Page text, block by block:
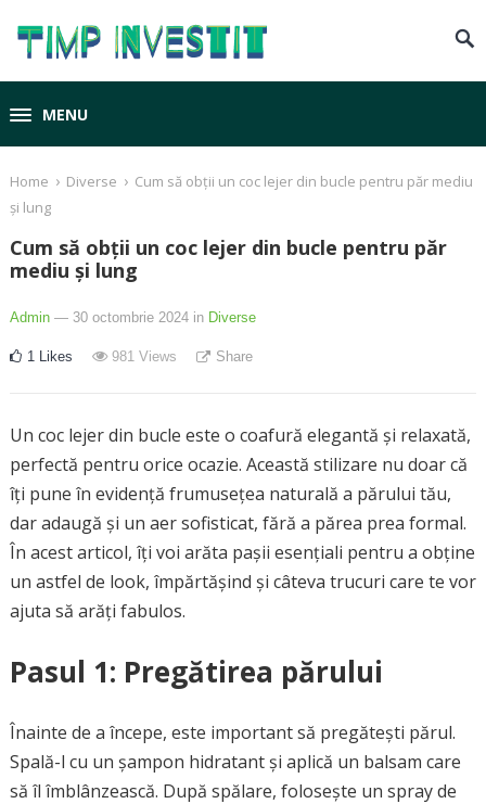
MENU
Home › Diverse › Cum să obții un coc lejer din bucle pentru păr mediu
și lung
Cum să obții un coc lejer din bucle pentru păr
mediu și lung
Admin — 30 octombrie 2024 in Diverse
1 Likes 981Views Share
Un coc lejer din bucle este o coafură elegantă și relaxată,
perfectă pentru orice ocazie. Această stilizare nu doar că
îți pune în evidență frumusețea naturală a părului tău,
dar adaugă și un aer sofisticat, fără a părea prea formal.
În acest articol, îți voi arăta pașii esențiali pentru a obține
un astfel de look, împărtășind și câteva trucuri care te vor
ajuta să arăți fabulos.
Pasul 1: Pregătirea părului
Înainte de a începe, este important să pregătești părul.
Spală-l cu un șampon hidratant și aplică un balsam care
să îl îmblânzească. După spălare, folosește un spray de